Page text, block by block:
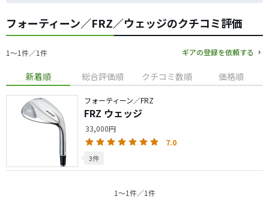
フォーティーン／FRZ／ウェッジのクチコミ評価
1〜1件／1件 ギアの登録を依頼する
新着順 総合評価順 クチコミ数順 価格順
フォーティーン／FRZ
FRZ ウェッジ
33,000円
7.0
3件
1〜1件／1件